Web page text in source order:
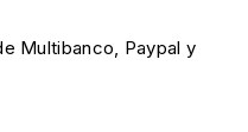
Multibanco, Paypal y